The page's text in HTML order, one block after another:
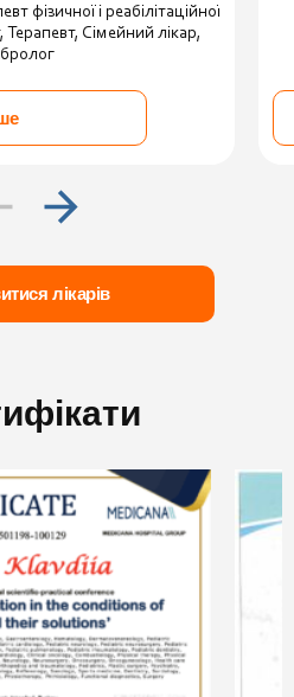
фізичної і реабілітаційної
Сімейний лікар,
лікарів